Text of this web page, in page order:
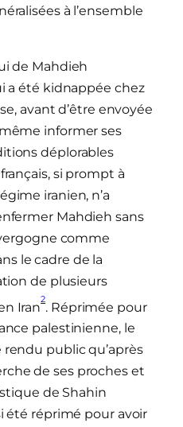
à l’ensemble
de Mahdieh
a été kidnappée chez
avant d’être envoyée
informer ses
déplorables
si prompt à
iranien, n’a
Mahdieh sans
comme
le cadre de la
de plusieurs
Iran
2
. Réprimée pour
palestinienne, le
rendu public qu’après
de ses proches et
de Shahin
été réprimé pour avoir